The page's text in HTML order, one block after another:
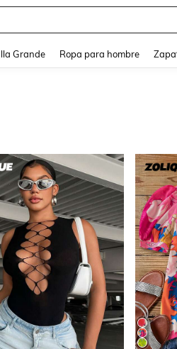
De Gala
Grande Ropa para hombre